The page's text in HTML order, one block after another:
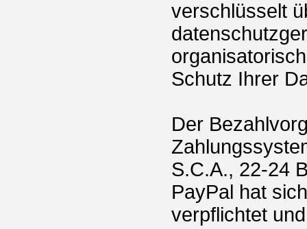
verschlüsselt
Schutz Ihrer
Der
S.C.A., 22-24
PayPal hat
verpflichtet